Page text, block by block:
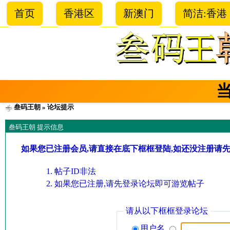
首页 香港区 新澳门 简洁:香港
叁码王朝 » 论坛提示
叁码王朝 提示信息
如果您已注册会员,请直接在底下框框登陆,如还没注册请
帖子ID非法
如果您已注册,请先登录论坛即可游览帖子
请从以下框框登录论坛
用户名